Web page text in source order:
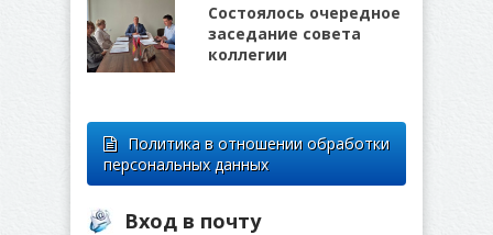
Состоялось очередное
заседание совета
коллегии
Политика в отношении обработки
персональных данных
Вход в почту